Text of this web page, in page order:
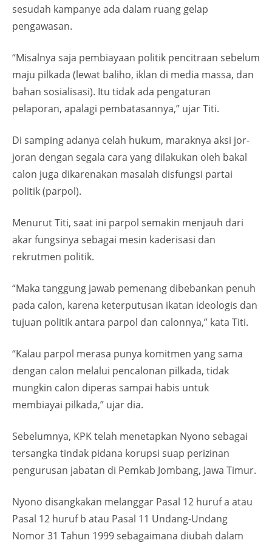
sesudah kampanye ada dalam ruang gelap
pengawasan.
“Misalnya saja pembiayaan politik pencitraan sebelum
maju pilkada (lewat baliho, iklan di media massa, dan
bahan sosialisasi). Itu tidak ada pengaturan
pelaporan, apalagi pembatasannya,” ujar Titi.
Di samping adanya celah hukum, maraknya aksi jor-
joran dengan segala cara yang dilakukan oleh bakal
calon juga dikarenakan masalah disfungsi partai
politik (parpol).
Menurut Titi, saat ini parpol semakin menjauh dari
akar fungsinya sebagai mesin kaderisasi dan
rekrutmen politik.
“Maka tanggung jawab pemenang dibebankan penuh
pada calon, karena keterputusan ikatan ideologis dan
tujuan politik antara parpol dan calonnya,” kata Titi.
“Kalau parpol merasa punya komitmen yang sama
dengan calon melalui pencalonan pilkada, tidak
mungkin calon diperas sampai habis untuk
membiayai pilkada,” ujar dia.
Sebelumnya, KPK telah menetapkan Nyono sebagai
tersangka tindak pidana korupsi suap perizinan
pengurusan jabatan di Pemkab Jombang, Jawa Timur.
Nyono disangkakan melanggar Pasal 12 huruf a atau
Pasal 12 huruf b atau Pasal 11 Undang-Undang
Nomor 31 Tahun 1999 sebagaimana diubah dalam